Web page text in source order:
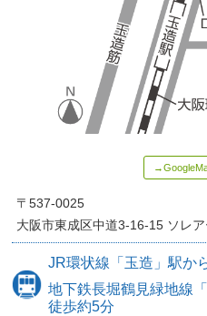
〒537-0025
大阪市東成区中道3-16-15 ソレ
JR環状線 「玉造」駅
地下鉄長堀鶴見緑地線
徒歩約5分